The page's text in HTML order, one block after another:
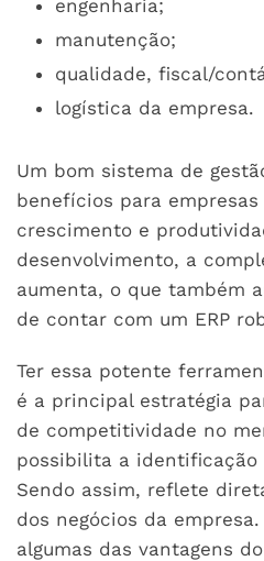
engenharia;
manutenção;
qualidade, fiscal/
logística da empresa.
Um bom sistema de
benefícios para
crescimento e
desenvolvimento, a
aumenta, o que também
de contar com um ERP
Ter essa potente
é a principal estratégia
de competitividade no
possibilita a identificação
Sendo assim, reflete
dos negócios da
algumas das vantagens